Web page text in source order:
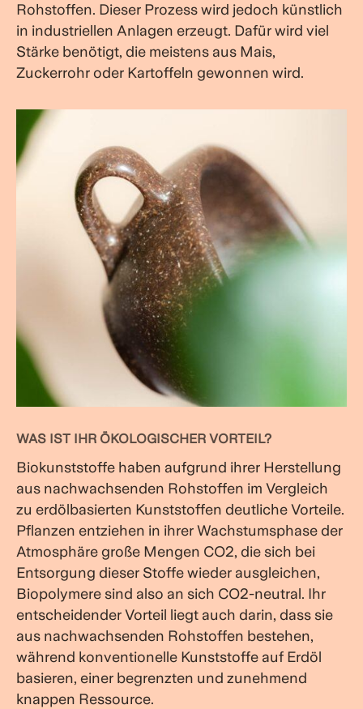
Rohstoffen. Dieser Prozess wird jedoch künstlich
in industriellen Anlagen erzeugt. Dafür wird viel
Stärke benötigt, die meistens aus Mais,
Zuckerrohr oder Kartoffeln gewonnen wird.
WAS IST IHR ÖKOLOGISCHER VORTEIL?
Biokunststoffe haben aufgrund ihrer Herstellung
aus nachwachsenden Rohstoffen im Vergleich
zu erdölbasierten Kunststoffen deutliche Vorteile.
Pflanzen entziehen in ihrer Wachstumsphase der
Atmosphäre große Mengen CO2, die sich bei
Entsorgung dieser Stoffe wieder ausgleichen,
Biopolymere sind also an sich CO2-neutral. Ihr
entscheidender Vorteil liegt auch darin, dass sie
aus nachwachsenden Rohstoffen bestehen,
während konventionelle Kunststoffe auf Erdöl
basieren, einer begrenzten und zunehmend
knappen Ressource.